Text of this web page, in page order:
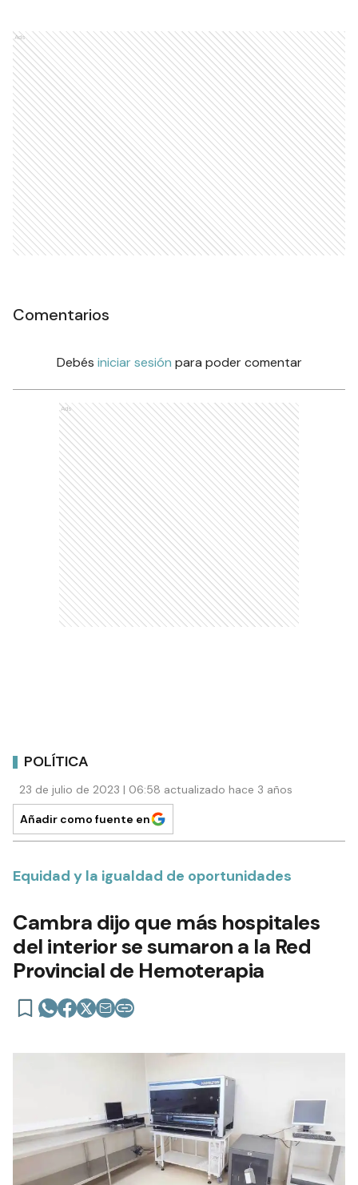
Ads
Comentarios
Debés iniciar sesión para poder comentar
Ads
POLÍTICA
23 de julio de 2023 | 06:58 actualizado hace 3 años
Añadir como fuente en
Equidad y la igualdad de oportunidades
Cambra dijo que más hospitales
del interior se sumaron a la Red
Provincial de Hemoterapia